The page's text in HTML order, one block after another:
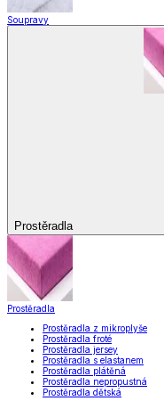
Soupravy
Prostěradla
Prostěradla
Prostěradla z mikroplyše
Prostěradla froté
Prostěradla jersey
Prostěradla s elastanem
Prostěradla plátěná
Prostěradla nepropustná
Prostěradla dětská